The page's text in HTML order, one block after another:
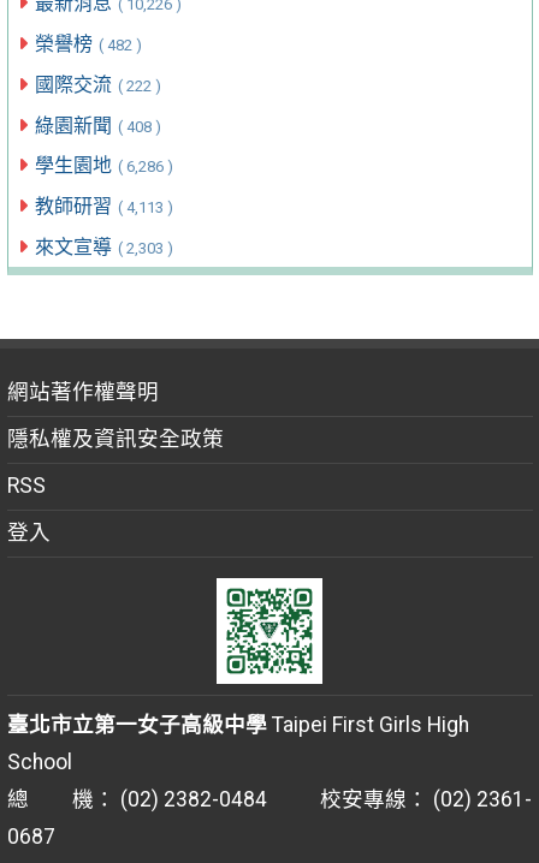
( 10,226 )
榮譽榜 ( 482 )
國際交流 ( 222 )
綠園新聞 ( 408 )
學生園地 ( 6,286 )
教師研習 ( 4,113 )
來文宣導 ( 2,303 )
網站著作權聲明
隱私權及資訊安全政策
RSS
登入
臺北市立第一女子高級中學Taipei First Girls High
School
總 機： (02) 2382-0484 校安專線： (02) 2361-
0687